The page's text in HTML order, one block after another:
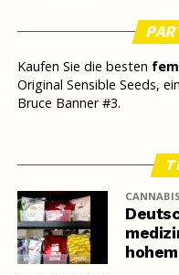
Kaufen Sie die besten
Original Sensible Seeds,
Bruce Banner #3.